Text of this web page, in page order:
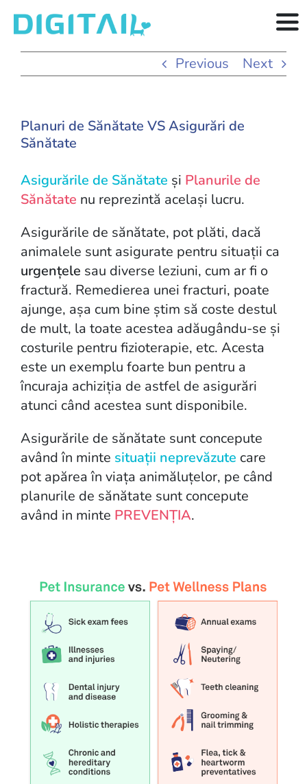
content
Funcționalități
Articole
Previous Next
Planuri de Sănătate VS Asigurări de
Sănătate
Asigurările de Sănătate și Planurile de
Sănătate nu reprezintă același lucru.
Asigurările de sănătate, pot plăti, dacă
animalele sunt asigurate pentru situații ca
urgențele sau diverse leziuni, cum ar fi o
fractură. Remedierea unei fracturi, poate
ajunge, așa cum bine știm să coste destul
de mult, la toate acestea adăugându-se și
costurile pentru fizioterapie, etc. Acesta
este un exemplu foarte bun pentru a
încuraja achiziția de astfel de asigurări
atunci când acestea sunt disponibile.
Asigurările de sănătate sunt concepute
având în minte situații neprevăzute care
pot apărea în viața animăluțelor, pe când
planurile de sănătate sunt concepute
având in minte PREVENȚIA.